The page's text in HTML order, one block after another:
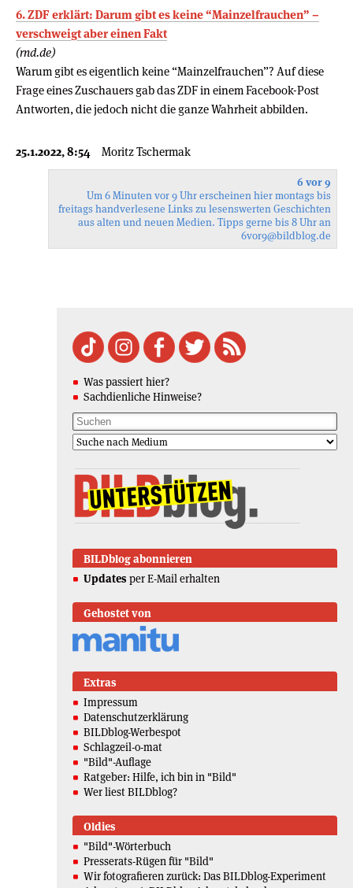
6. ZDF erklärt: Darum gibt es keine “Mainzelfrauchen” –
verschweigt aber einen Fakt
(rnd.de)
Warum gibt es eigentlich keine “Mainzelfrauchen”? Auf diese
Frage eines Zuschauers gab das ZDF in einem Facebook-Post
Antworten, die jedoch nicht die ganze Wahrheit abbilden.
25.1.2022, 8:54 Moritz Tschermak
6 vor 9
Um 6 Minuten vor 9 Uhr erscheinen hier montags bis
freitags handverlesene Links zu lesenswerten Geschichten
aus alten und neuen Medien. Tipps gerne bis 8 Uhr an
6vor9@bildblog.de
Was passiert hier?
Sachdienliche Hinweise?
BILDblog abonnieren
Updates per E-Mail erhalten
Gehostet von
Extras
Impressum
Datenschutzerklärung
BILDblog-Werbespot
Schlagzeil-o-mat
"Bild"-Auflage
Ratgeber: Hilfe, ich bin in "Bild"
Wer liest BILDblog?
Oldies
"Bild"-Wörterbuch
Presserats-Rügen für "Bild"
Wir fotografieren zurück: Das BILDblog-Experiment